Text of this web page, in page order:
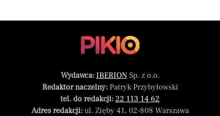
Wydawca: IBERIONSp. z o.o.
Redaktor naczelny:Patryk Przybyłowski
tel. do redakcji: 22 113 14 62
Adres redakcji:ul. Zięby 41, 02-808 Warszawa